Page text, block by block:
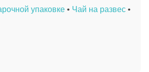
упаковке • Чай на развес •